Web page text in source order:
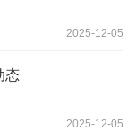
2025-12-05
态
2025-12-05